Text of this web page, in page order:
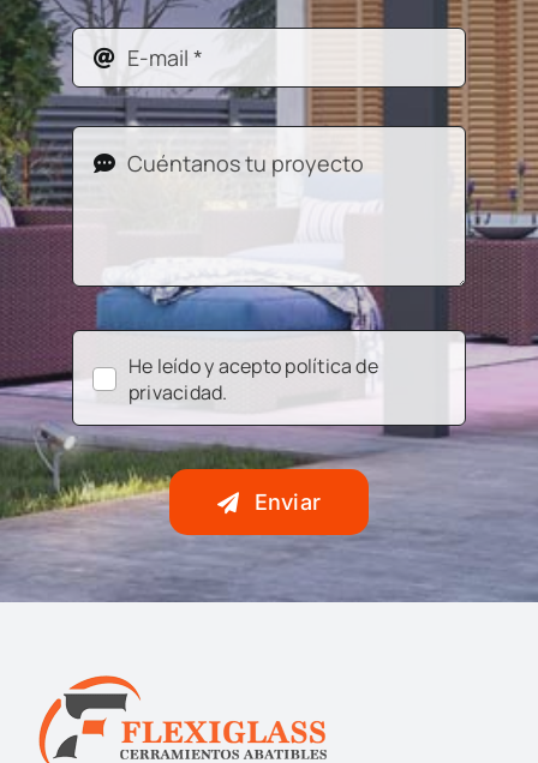
He leído y acepto política de
privacidad.
Enviar